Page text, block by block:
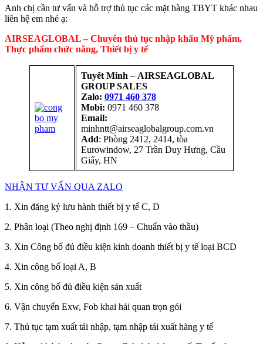
Anh chị cần tư vấn và hỗ trợ thủ tục các mặt hàng TBYT khác nhau
liên hệ em nhé ạ:
AIRSEAGLOBAL – Chuyên thủ tục nhập khẩu Mỹ phẩm,
Thực phẩm chức năng, Thiết bị y tế
Tuyết Minh – AIRSEAGLOBAL
GROUP SALES
Zalo: 0971 460 378
Mobi: 0971 460 378
Email:
minhntt@airseaglobalgroup.com.vn
Add: Phòng 2412, 2414, tòa
Eurowindow, 27 Trần Duy Hưng, Cầu
Giấy, HN
NHẬN TƯ VẤN QUA ZALO
1. Xin đăng ký lưu hành thiết bị y tế C, D
2. Phân loại (Theo nghị định 169 – Chuẩn vào thầu)
3. Xin Công bố đủ điều kiện kinh doanh thiết bị y tế loại BCD
4. Xin công bố loại A, B
5. Xin công bố đủ điều kiện sản xuất
6. Vận chuyển Exw, Fob khai hải quan trọn gói
7. Thủ tục tạm xuất tái nhập, tạm nhập tái xuất hàng y tế